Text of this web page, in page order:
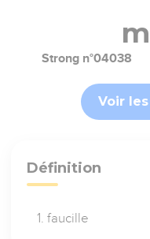
Strong n°04038
Voir
Définition
faucille